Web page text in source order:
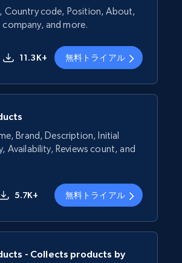
Country code, Position, About,
company, and more.
11.3K+ 無料トライアル
Brand, Description, Initial
Availability, Reviews count, and
5.7K+ 無料トライアル
- Collects products by